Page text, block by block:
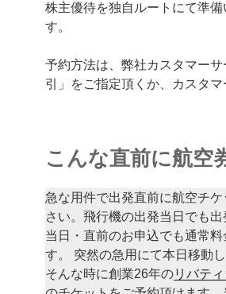
株主優待を独自ルートにて準
す。
予約方法は、弊社カスタマー
引」をご指定頂くか、カスタ
こんな直前に航空
急な用件で出発直前に航空チ
さい。飛行機の出発当日でも
当日・直前のお申込でも通常
す。 突然の急用にて本日移動
そんな時に創業26年のリバテ